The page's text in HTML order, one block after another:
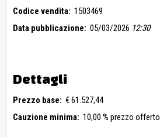
Codice vendita: 1503469
Data pubblicazione: 05/03/2026 12:30
Dettagli
Prezzo base: € 61.527,44
Cauzione minima: 10,00 % prezzo offerto